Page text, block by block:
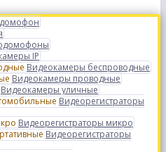
IP
Видеокамеры беспроводные
Видеокамеры проводные
Видеокамеры уличные
Видеорегистраторы
Видеорегистраторы микро
Видеорегистраторы